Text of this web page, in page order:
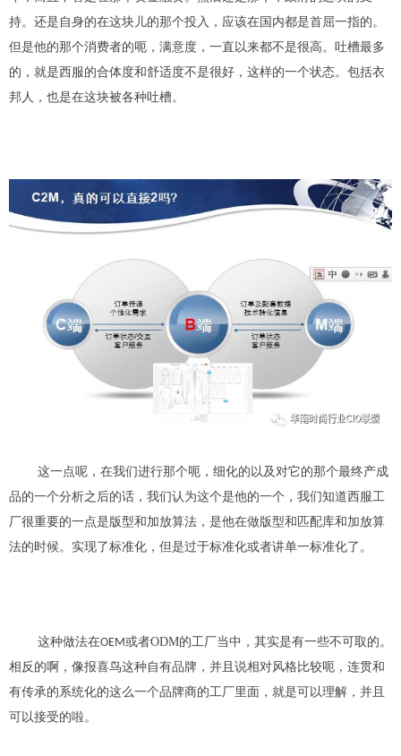
持。还是自身的在这块儿的那个投入 ， 应该在国内都是首屈一指的。
但是他的那个消费者的呃，满意度 ， 一直以来都不是很高。 吐槽最多
的，就是西服的合体度和舒适度不是很好，这样的一个状态。包括衣
邦人，也是在这块被各种吐槽。
这一点呢，在我们进行那个呃，细化的以及对它的那个最终产成
品的一个分析之后的话 ， 我们认为这个是他的一个，我们知道西服工
厂很重要的一点是版型和加放算法 ，是他在做版型和匹配库和 加放算
法的时候。实现了标准化，但是过于标准化或者讲单一标准化了 。
这种做法在OEM或者ODM的工厂当中，其实是有一些不可取的。
相反的啊， 像报喜鸟这种自有品牌 ， 并且说相对风格比较呃， 连贯和
有传承的系统化的这么一个品牌商的工厂里面 ， 就是可以理解，并且
可以接受的啦。